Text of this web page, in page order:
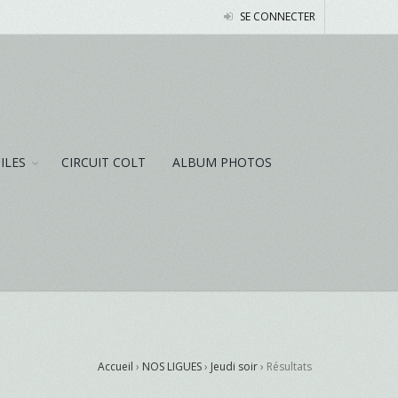
SE CONNECTER
CIRCUIT COLT ALBUM PHOTOS
Accueil › NOS LIGUES› Jeudi soir› Résultats